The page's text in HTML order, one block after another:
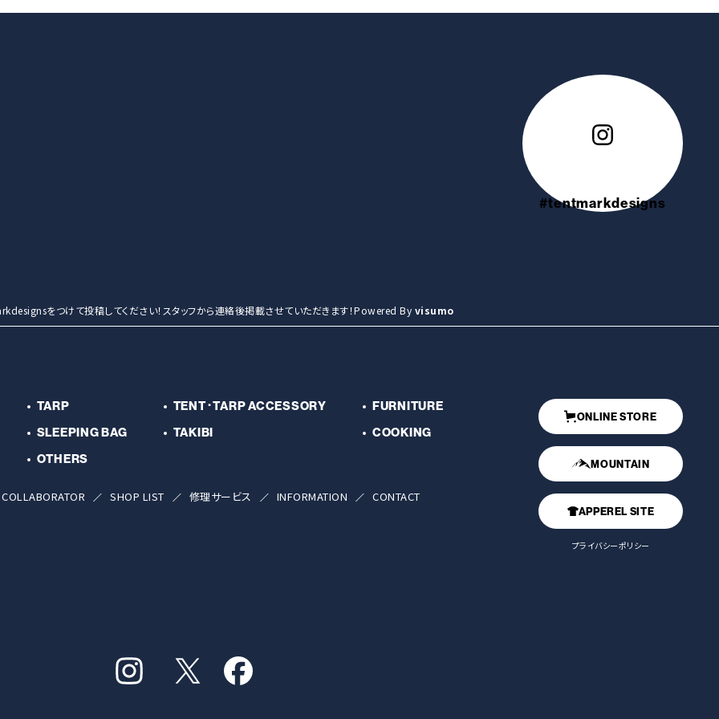
#tentmarkdesigns
をつけて投稿してください！スタッフから連絡後掲載させていただきます！Powered By visumo
TARP TENT･TARP ACCESSORY
FURNITURE
SLEEPING BAG TAKIBI
COOKING
OTHERS
COLLABORATOR SHOP LIST 修理サービス INFORMATION CONTACT
ONLINE STORE
MOUNTAIN
APPEREL SITE
プライバシーポリシー